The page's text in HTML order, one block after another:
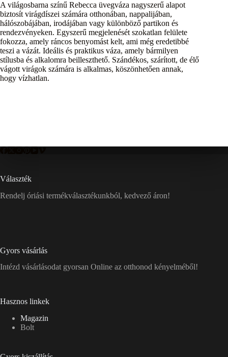
A világosbarna színű Rebecca üvegváza nagyszerű alapot
biztosít virágdíszei számára otthonában, nappalijában,
hálószobájában, irodájában vagy különböző partikon és
rendezvényeken. Egyszerű megjelenését szokatlan felülete
fokozza, amely ráncos benyomást kelt, ami még eredetibbé
teszi a vázát. Ideális és praktikus váza, amely bármilyen
stílusba és alkalomra beilleszthető. Szándékos, szárított, de élő
vágott virágok számára is alkalmas, köszönhetően annak,
hogy vízhatlan.
Választék
Rendelj óriási termékválasztékunkból, kedvező áron!
Gyors vásárlás
Intézd vásárlásodat gyorsan Online az otthonod kényelméből!
Hasznos linkek
Magazin
Bolt